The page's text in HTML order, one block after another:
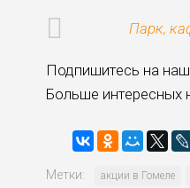
Парк,
Подпишитесь на
Больше интересных
Метки: акции в Гомеле